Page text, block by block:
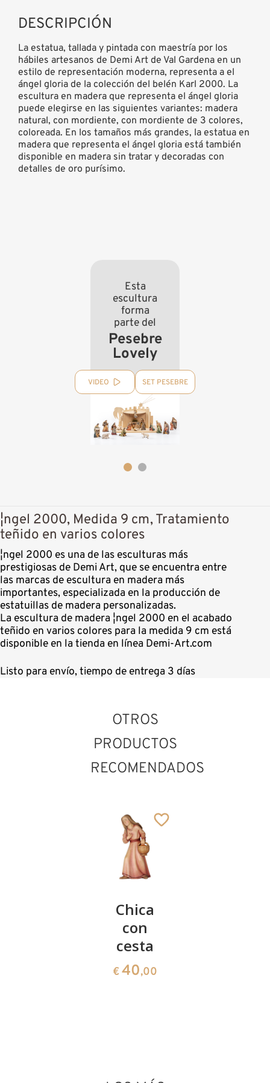
DESCRIPCIÓN
La estatua, tallada y pintada con maestría por los
hábiles artesanos de Demi Art de Val Gardena en un
estilo de representación moderna, representa a el
ángel gloria de la colección del belén Karl 2000. La
escultura en madera que representa el ángel gloria
puede elegirse en las siguientes variantes: madera
natural, con mordiente, con mordiente de 3 colores,
coloreada. En los tamaños más grandes, la estatua en
madera que representa el ángel gloria está también
disponible en madera sin tratar y decoradas con
detalles de oro purísimo.
Esta
escultura
forma
parte del
Pesebre
Lovely
VIDEO SET PESEBRE
¦ngel 2000, Medida 9 cm, Tratamiento
teñido en varios colores
¦ngel 2000 es una de las esculturas más
prestigiosas de Demi Art, que se encuentra entre
las marcas de escultura en madera más
importantes, especializada en la producción de
estatuillas de madera personalizadas.
La escultura de madera ¦ngel 2000 en el acabado
teñido en varios colores para la medida 9 cm está
disponible en la tienda en línea Demi-Art.com
Listo para envío, tiempo de entrega 3 días
OTROS
PRODUCTOS
RECOMENDADOS
Chica
con
cesta
€40,00